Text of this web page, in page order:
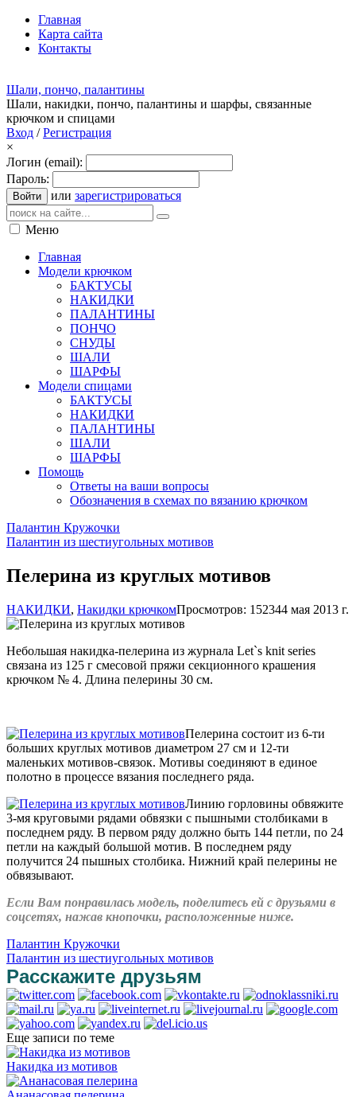
Главная
Карта сайта
Контакты
Шали, пончо, палантины
Шали, накидки, пончо, палантины и шарфы, связанные
крючком и спицами
Вход /Регистрация
×
Логин (email):
Пароль:
Войти или зарегистрироваться
Меню
Главная
Модели крючком
БАКТУСЫ
НАКИДКИ
ПАЛАНТИНЫ
ПОНЧО
СНУДЫ
ШАЛИ
ШАРФЫ
Модели спицами
БАКТУСЫ
НАКИДКИ
ПАЛАНТИНЫ
ШАЛИ
ШАРФЫ
Помощь
Ответы на ваши вопросы
Обозначения в схемах по вязанию крючком
Палантин Кружочки
Палантин из шестиугольных мотивов
Пелерина из круглых мотивов
НАКИДКИ, Накидки крючкомПросмотров: 152344 мая 2013 г.
Небольшая накидка-пелерина из журнала Let`s knit series
связана из 125 г смесовой пряжи секционного крашения
крючком № 4. Длина пелерины 30 см.
Пелерина состоит из 6-ти
больших круглых мотивов диаметром 27 см и 12-ти
маленьких мотивов-связок. Мотивы соединяют в единое
полотно в процессе вязания последнего ряда.
Линию горловины обвяжите
3-мя круговыми рядами обвязки с пышными столбиками в
последнем ряду. В первом ряду должно быть 144 петли, по 24
петли на каждый большой мотив. В последнем ряду
получится 24 пышных столбика. Нижний край пелерины не
обвязывают.
Если Вам понравилась модель, поделитесь ей с друзьями в
соцсетях, нажав кнопочки, расположенные ниже.
Палантин Кружочки
Палантин из шестиугольных мотивов
Расскажите друзьям
Еще записи по теме
Накидка из мотивов